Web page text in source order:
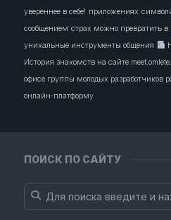
ПОИСК ПО САЙТУ
увереннее в себе! приложениях
сообщением страх можно превратить
уникальные инструменты общения
История знакомств на сайте
офисе группы молодых разработчиков
онлайн‑платформу